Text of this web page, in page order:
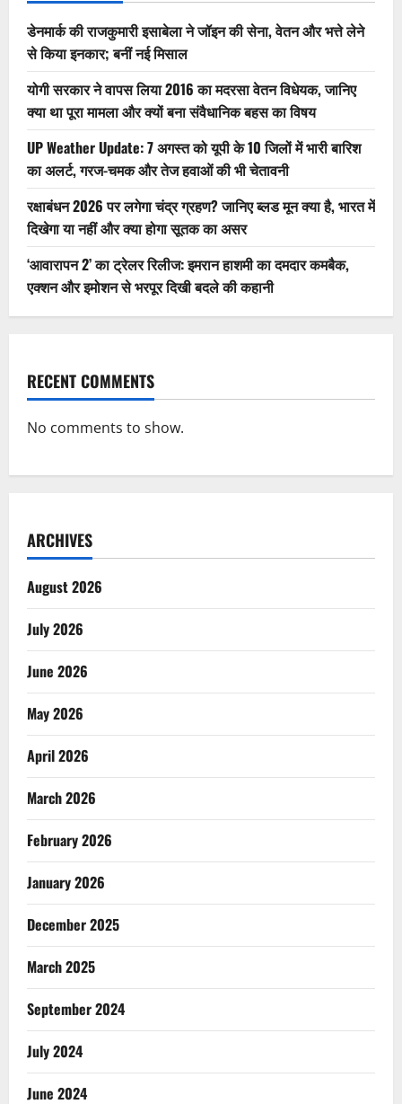
डेनमार्क की राजकुमारी इसाबेला ने जॉइन की सेना, वेतन और भत्ते लेने
से किया इनकार; बनीं नई मिसाल
योगी सरकार ने वापस लिया 2016 का मदरसा वेतन विधेयक, जानिए
क्या था पूरा मामला और क्यों बना संवैधानिक बहस का विषय
UP Weather Update: 7 अगस्त को यूपी के 10 जिलों में भारी बारिश
का अलर्ट, गरज-चमक और तेज हवाओं की भी चेतावनी
रक्षाबंधन 2026 पर लगेगा चंद्र ग्रहण? जानिए ब्लड मून क्या है, भारत में
दिखेगा या नहीं और क्या होगा सूतक का असर
‘आवारापन 2’ का ट्रेलर रिलीज: इमरान हाशमी का दमदार कमबैक,
एक्शन और इमोशन से भरपूर दिखी बदले की कहानी
RECENT COMMENTS
No comments to show.
ARCHIVES
August 2026
July 2026
June 2026
May 2026
April 2026
March 2026
February 2026
January 2026
December 2025
March 2025
September 2024
July 2024
June 2024